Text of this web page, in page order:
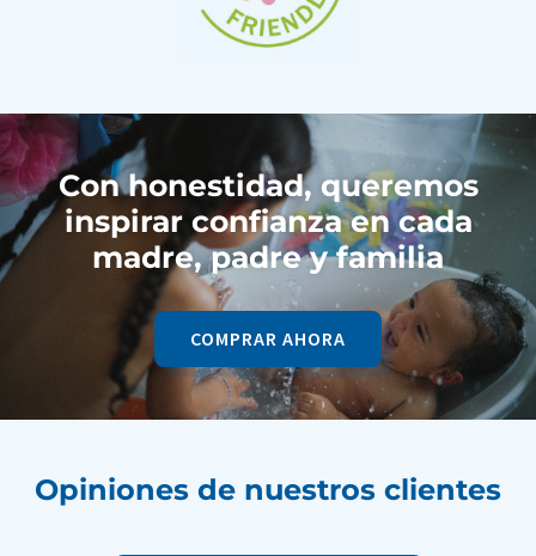
Con honestidad, queremos
inspirar confianza en cada
madre, padre y familia
COMPRAR AHORA
Opiniones de nuestros clientes